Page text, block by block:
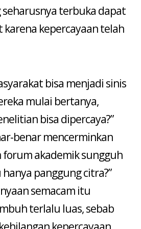
seharusnya terbuka dapat
kepercayaan telah
bisa menjadi sinis
mulai bertanya,
bisa dipercaya?”
benar mencerminkan
forum akademik sungguh
panggung citra?”
semacam itu
terlalu luas, sebab